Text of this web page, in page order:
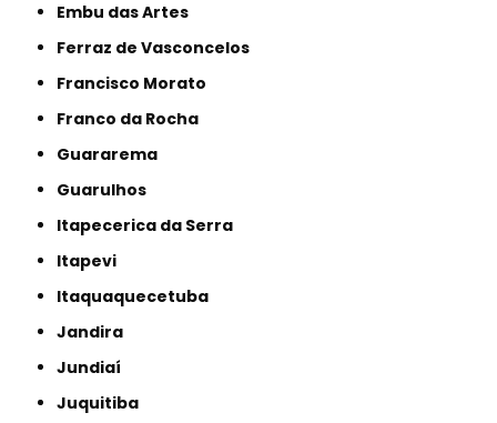
Embu das Artes
Ferraz de Vasconcelos
Francisco Morato
Franco da Rocha
Guararema
Guarulhos
Itapecerica da Serra
Itapevi
Itaquaquecetuba
Jandira
Jundiaí
Juquitiba